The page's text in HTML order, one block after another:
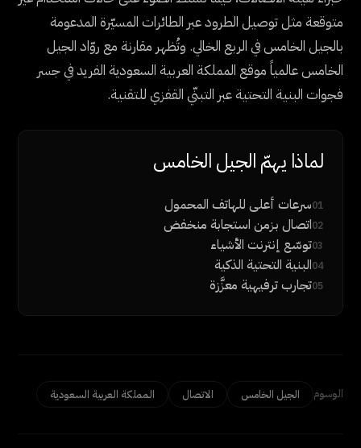
متوقعة مثل توصيل الطرود عبر الطائرات المسيّرة المدعومة
بالجيل الخامس في الربع الخالي. وتُظهر مقارنة مع روّاد الجيل
الخامس عالمياً موقع المملكة العربية السعودية الفريد في جسر
فجوات البنية التحتية عبر التبنّي القفزي للتقنية.
لماذا يهمّ الجيل الخامس
01سرعات أعلى للهاتف المحمول
02اتصال بزمن استجابة منخفض
03توسّع إنترنت الأشياء
04البنية التحتية الذكية
05تجارب ترفيهية معزَّزة
الوسوم الجيل الخامس الاتصال المملكة العربية السعودية